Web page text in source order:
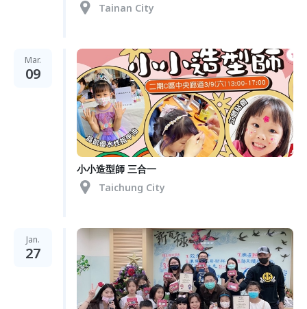
Tainan City
Mar.
09
小小造型師 三合一
Taichung City
Jan.
27